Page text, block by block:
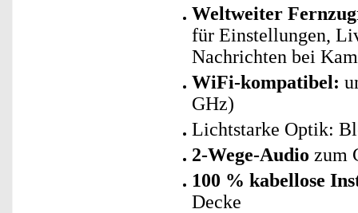
Weltweiter
für Einstellungen,
Nachrichten bei
WiFi-kompatibel:
GHz)
Lichtstarke Optik:
2-Wege-Audio zum
100 % kabellose
Decke